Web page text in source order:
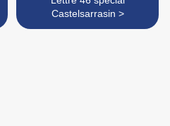
Castelsarrasin >